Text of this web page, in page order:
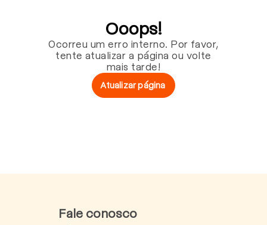
Ooops!
Ocorreu um erro interno. Por favor,
tente atualizar a página ou volte
mais tarde!
Atualizar página
Fale conosco